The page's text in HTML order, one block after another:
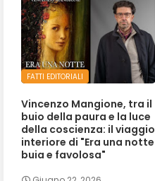
FATTI EDITORIALI
Vincenzo Mangione, tra il
buio della paura e la luce
della coscienza: il viaggio
interiore di "Era una notte
buia e favolosa"